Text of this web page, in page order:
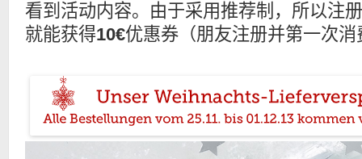
看到活动内容。由于采用推荐制，所以注
就能获得10€优惠券（朋友注册并第一次消